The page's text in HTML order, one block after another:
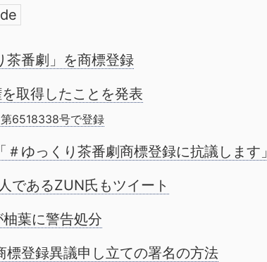
茶番劇」を商標登録
取得したことを発表
6518338号で登録
ゆっくり茶番劇商標登録に抗議します」
であるZUN氏もツイート
葉に警告処分
標登録異議申し立ての署名の方法